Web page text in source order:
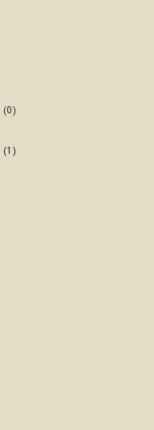
(0)
(1)